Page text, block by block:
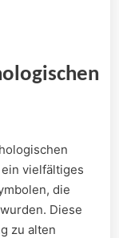
vielfältiges
​die
Diese
zu‍ alten